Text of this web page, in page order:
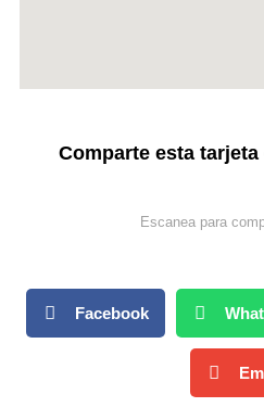
Comparte esta
Escanea para
Facebook